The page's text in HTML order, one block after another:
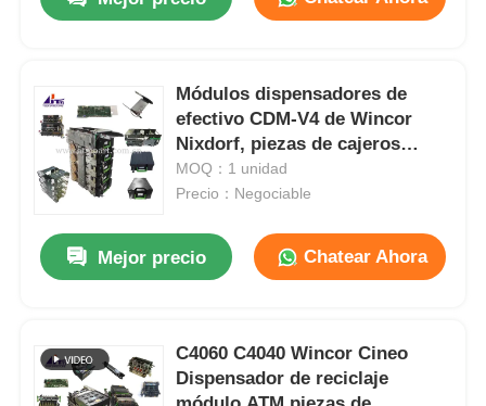
Módulos dispensadores de
efectivo CDM-V4 de Wincor
Nixdorf, piezas de cajeros
automáticos Wincor
MOQ：1 unidad
Precio：Negociable
Mejor precio Chatear Ahora
C4060 C4040 Wincor Cineo
Dispensador de reciclaje